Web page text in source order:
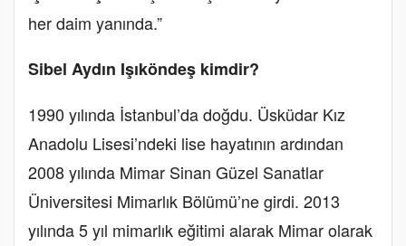
her daim yanında.”
Sibel Aydın Işıköndeş kimdir?
1990 yılında İstanbul’da doğdu. Üsküdar Kız
Anadolu Lisesi’ndeki lise hayatının ardından
2008 yılında Mimar Sinan Güzel Sanatlar
Üniversitesi Mimarlık Bölümü’ne girdi. 2013
yılında 5 yıl mimarlık eğitimi alarak Mimar olarak